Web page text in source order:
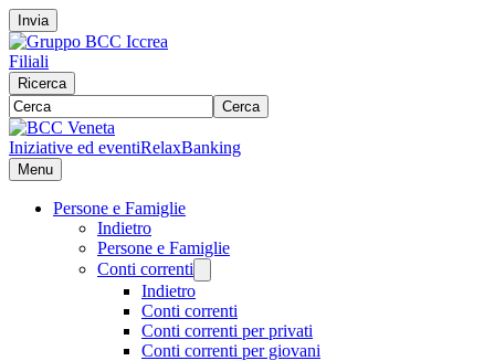
Invia
Filiali
Ricerca
Cerca
Iniziative ed eventiRelaxBanking
Menu
Persone e Famiglie
Indietro
Persone e Famiglie
Conti correnti
Indietro
Conti correnti
Conti correnti per privati
Conti correnti per giovani